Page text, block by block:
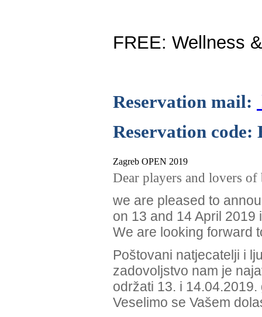
FREE: Wellness
Reservation mail:
Reservation
Zagreb OPEN 2019
Dear players and lovers
we are pleased to
on 13 and 14 April 2019
We are looking forward
Poštovani natjecatelji i
zadovoljstvo nam je
održati 13. i
Veselimo se Vašem